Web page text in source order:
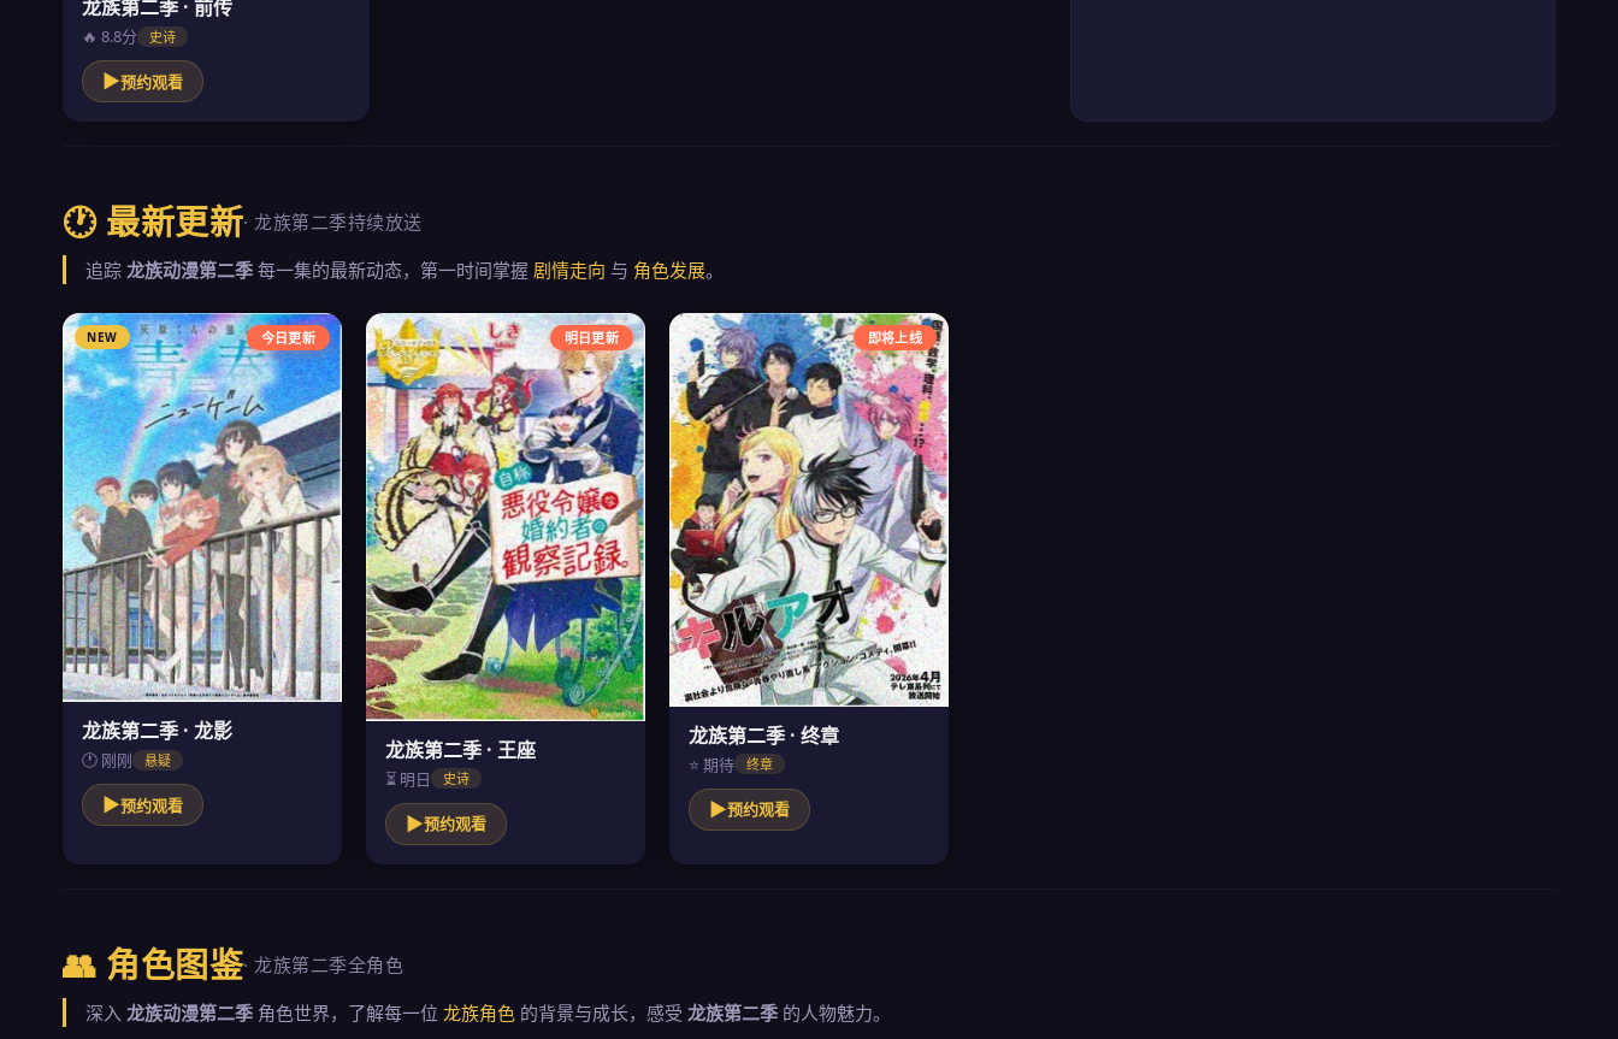
龙族第二季 · 前传
🔥 8.8分 史诗
▶预约观看
🕐 最新更新· 龙族第二季持续放送
追踪 龙族动漫第二季 每一集的最新动态，第一时间掌握 剧情走向 与 角色发展。
今日更新
NEW
龙族第二季 · 龙影
🕐 刚刚 悬疑
▶预约观看
明日更新
龙族第二季 · 王座
⏳ 明日 史诗
▶预约观看
即将上线
龙族第二季 · 终章
⭐ 期待 终章
▶预约观看
👥 角色图鉴· 龙族第二季全角色
深入 龙族动漫第二季 角色世界，了解每一位 龙族角色 的背景与成长，感受 龙族第二季 的人物魅力。